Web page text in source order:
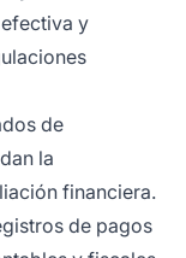
y
de
la
financiera.
de pagos